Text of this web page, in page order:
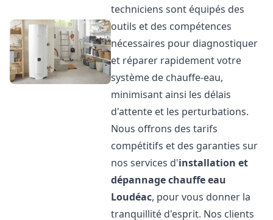
techniciens sont équipés des
outils et des compétences
nécessaires pour diagnostiquer
et réparer rapidement votre
système de chauffe-eau,
minimisant ainsi les délais
d'attente et les perturbations.
Nous offrons des tarifs
compétitifs et des garanties sur
nos services d'installation et
dépannage chauffe eau
Loudéac, pour vous donner la
tranquillité d'esprit. Nos clients